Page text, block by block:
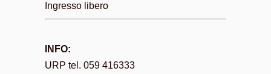
Ingresso libero
INFO:
URP tel. 059 416333